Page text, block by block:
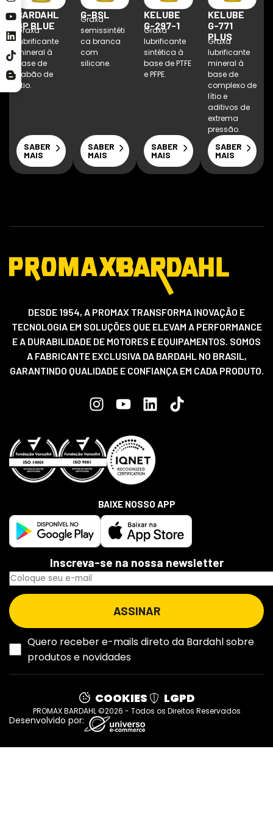
BARDAHL
GP BLUE
Graxa
lubrificante
mineral à
base de
sabão de
lítio.
SABER
MAIS
G-BSL
Graxa
semissintéti
ca branca
com
silicone.
SABER
MAIS
KELUBE
G-297-1
Graxa
lubrificante
sintética à
base de PTFE
e PFPE.
SABER
MAIS
KELUBE
G-771
PLUS
Graxa
lubrificante
mineral à
base de
complexo de
lítio e
aditivos de
extrema
pressão.
SABER
MAIS
DESDE 1954, A PROMAX TRANSFORMA INOVAÇÃO E
TECNOLOGIA EM SOLUÇÕES QUE ELEVAM A PERFORMANCE
E A DURABILIDADE DE MOTORES E EQUIPAMENTOS. SOMOS
A FABRICANTE EXCLUSIVA DA BARDAHL NO BRASIL,
GARANTINDO QUALIDADE E CONFIANÇA EM CADA PRODUTO.
Inscreva-se na nossa newsletter
Quero receber e-mails direto da Bardahl sobre
produtos e novidades
BAIXE NOSSO APP
COOKIES LGPD
PROMAX BARDAHL ©2026 - Todos os Direitos Reservados
Desenvolvido por: